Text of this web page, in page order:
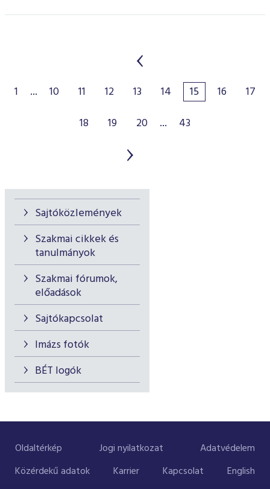
Sajtóközlemények
Szakmai cikkek és
tanulmányok
Szakmai fórumok,
előadások
Sajtókapcsolat
Imázs fotók
BÉT logók
1 ... 10 11 12 13 14 15 16
17
18
19 20 ... 43
Oldaltérkép Jogi nyilatkozat
Adatvédelem
Közérdekű adatok
Karrier Kapcsolat English